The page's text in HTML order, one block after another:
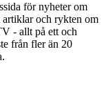
för nyheter om
artiklar och rykten om
- allt på ett och
från fler än 20